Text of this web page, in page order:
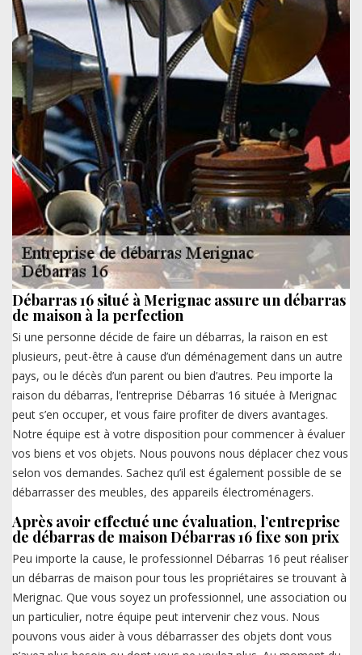
Débarras 16 situé à Merignac assure un débarras
de maison à la perfection
Si une personne décide de faire un débarras, la raison en est
plusieurs, peut-être à cause d’un déménagement dans un autre
pays, ou le décès d’un parent ou bien d’autres. Peu importe la
raison du débarras, l’entreprise Débarras 16 située à Merignac
peut s’en occuper, et vous faire profiter de divers avantages.
Notre équipe est à votre disposition pour commencer à évaluer
vos biens et vos objets. Nous pouvons nous déplacer chez vous
selon vos demandes. Sachez qu’il est également possible de se
débarrasser des meubles, des appareils électroménagers.
Après avoir effectué une évaluation, l’entreprise
de débarras de maison Débarras 16 fixe son prix
Peu importe la cause, le professionnel Débarras 16 peut réaliser
un débarras de maison pour tous les propriétaires se trouvant à
Merignac. Que vous soyez un professionnel, une association ou
un particulier, notre équipe peut intervenir chez vous. Nous
pouvons vous aider à vous débarrasser des objets dont vous